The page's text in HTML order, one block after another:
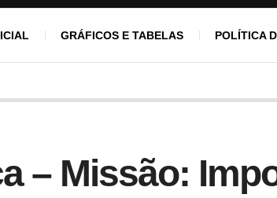
GRÁFICOS E TABELAS POLÍTICA
– Missão: